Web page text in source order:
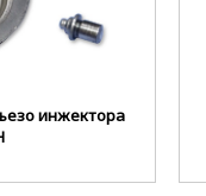
инжектора